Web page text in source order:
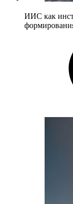
ИИС как